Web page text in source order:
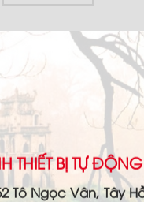
THIẾT BỊ TỰ
Tô Ngọc Vân, Tây